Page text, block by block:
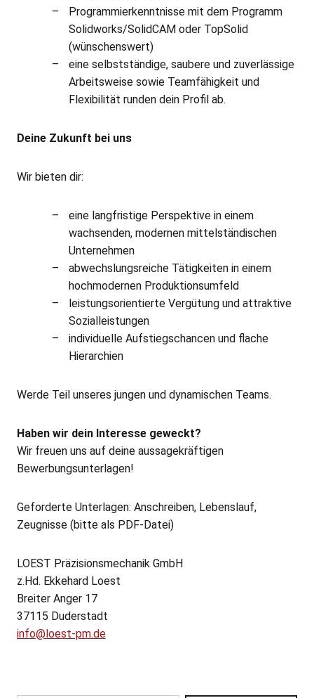
Programmierkenntnisse mit dem Programm
Solidworks/SolidCAM oder TopSolid
(wünschenswert)
eine selbstständige, saubere und zuverlässige
Arbeitsweise sowie Teamfähigkeit und
Flexibilität runden dein Profil ab.
Deine Zukunft bei uns
Wir bieten dir:
eine langfristige Perspektive in einem
wachsenden, modernen mittelständischen
Unternehmen
abwechslungsreiche Tätigkeiten in einem
hochmodernen Produktionsumfeld
leistungsorientierte Vergütung und attraktive
Sozialleistungen
individuelle Aufstiegschancen und flache
Hierarchien
Werde Teil unseres jungen und dynamischen Teams.
Haben wir dein Interesse geweckt?
Wir freuen uns auf deine aussagekräftigen
Bewerbungsunterlagen!
Geforderte Unterlagen: Anschreiben, Lebenslauf,
Zeugnisse (bitte als PDF-Datei)
LOEST Präzisionsmechanik GmbH
z.Hd. Ekkehard Loest
Breiter Anger 17
37115 Duderstadt
info@loest-pm.de